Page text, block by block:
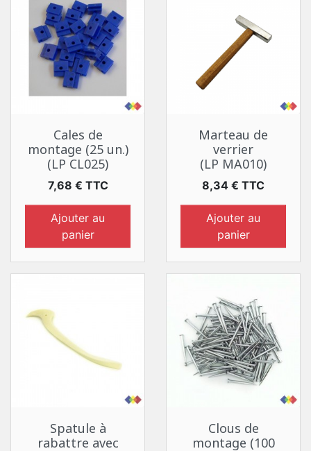
Cales de
montage (25 un.)
(LP CL025)
Prix
7,68 € TTC
Ajouter au
panier
Marteau de
verrier
(LP MA010)
Prix
8,34 € TTC
Ajouter au
panier
Spatule à
rabattre avec
Clous de
montage (100